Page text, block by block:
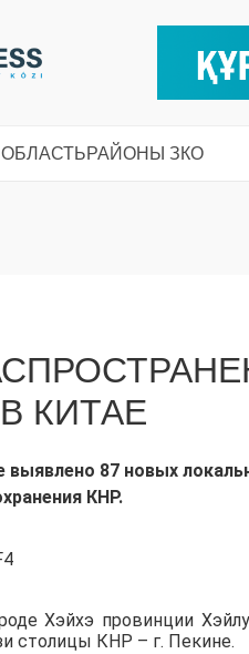
РАЙОНЫ ЗКО
КИТАЕ
87 новых
КНР.
Хэйхэ провинции
столицы КНР – г. Пекине.